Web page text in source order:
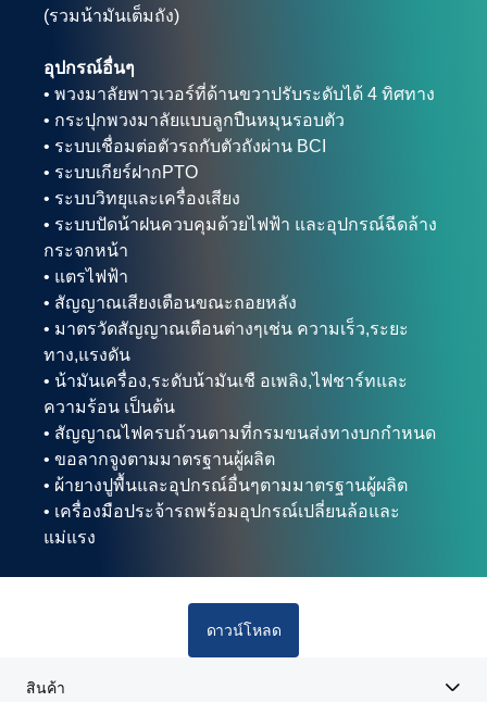
(รวมน้ามันเต็มถัง)
อุปกรณ์อื่นๆ
• พวงมาลัยพาวเวอร์ที่ด้านขวาปรับระดับได้ 4 ทิศทาง
• กระปุกพวงมาลัยแบบลูกปืนหมุนรอบตัว
• ระบบเชื่อมต่อตัวรถกับตัวถังผ่าน BCI
• ระบบเกียร์ฝากPTO
• ระบบวิทยุและเครื่องเสียง
• ระบบปัดน้าฝนควบคุมด้วยไฟฟ้า และอุปกรณ์ฉีดล้าง
กระจกหน้า
• แตรไฟฟ้า
• สัญญาณเสียงเตือนขณะถอยหลัง
• มาตรวัดสัญญาณเตือนต่างๆเช่น ความเร็ว,ระยะ
ทาง,แรงดัน
• น้ามันเครื่อง,ระดับน้ามันเชื อเพลิง,ไฟชาร์ทและ
ความร้อน เป็นต้น
• สัญญาณไฟครบถ้วนตามที่กรมขนส่งทางบกกำหนด
• ขอลากจูงตามมาตรฐานผู้ผลิต
• ผ้ายางปูพื้นและอุปกรณ์อื่นๆตามมาตรฐานผู้ผลิต
• เครื่องมือประจ้ารถพร้อมอุปกรณ์เปลี่ยนล้อและ
แม่แรง
ดาวน์โหลด
สินค้า